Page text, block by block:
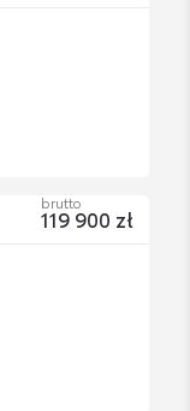
brutto
119 900 zł